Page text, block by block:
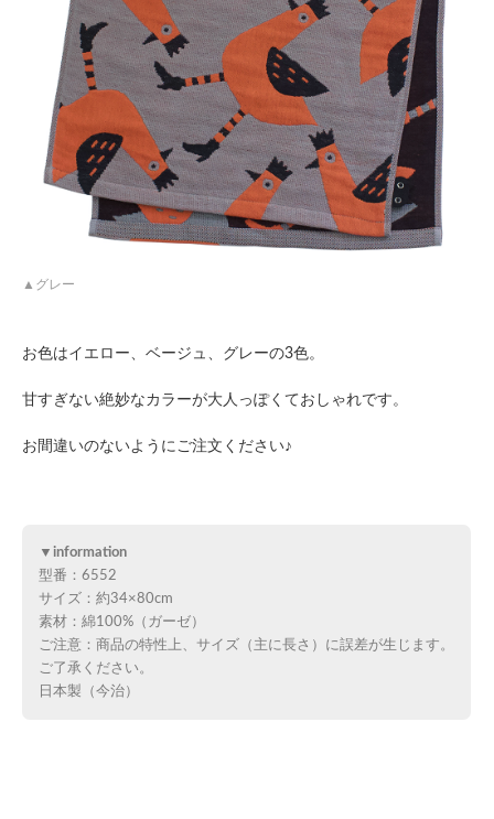
グレー
お色はイエロー、ベージュ、グレーの3色。
甘すぎない絶妙なカラーが大人っぽくておしゃれです。
お間違いのないようにご注文ください♪
▼information
型番：6552
サイズ：約34×80cm
素材：綿100%（ガーゼ）
ご注意：商品の特性上、サイズ（主に長さ）に誤差が生じます。
ご了承ください。
日本製（今治）